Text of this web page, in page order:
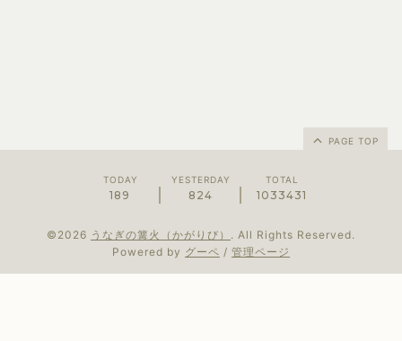
PAGE TOP
TODAY
189
YESTERDAY
824
TOTAL
1033431
©2026 うなぎの篝火（かがりび） . All Rights Reserved.
Powered by グーペ / 管理ページ